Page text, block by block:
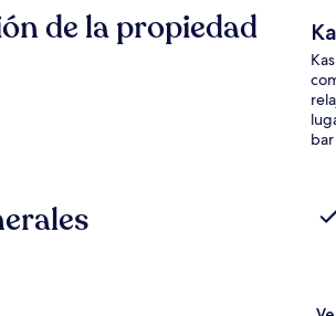
de la propiedad